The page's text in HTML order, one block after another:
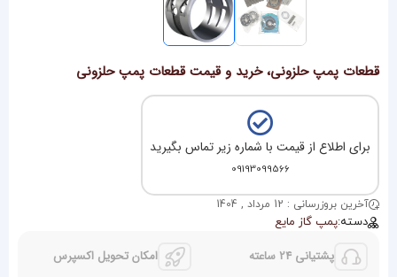
قطعات پمپ حلزونی، خرید و قیمت قطعات پمپ حلزونی
برای اطلاع از قیمت با شماره زیر تماس بگیرید
09193099566
آخرین بروزرسانی : 12 مرداد , 1404
دسته:پمپ گاز مایع
پشتیانی 24 ساعته امکان تحویل اکسپرس